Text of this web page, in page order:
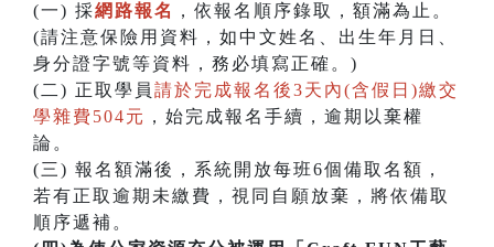
(一) 採網路報名
，依報名順序錄取，額滿為止。
(請注意保險用資料，如中文姓名、出生年月日、
身分證字號等資料，務必填寫正確。)
(二) 正取學員 請於完成報名後3天內(含假日)繳交
學雜費504元 ，始完成報名手續，逾期以棄權
論。
(三) 報名額滿後，系統開放每班6個備取名額，
若有正取逾期未繳費，視同自願放棄，將依備取
順序遞補。